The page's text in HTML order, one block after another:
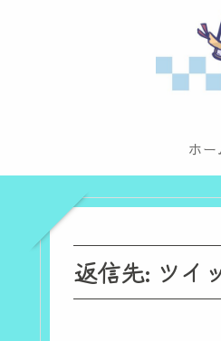
ホー
返信先: ツイ